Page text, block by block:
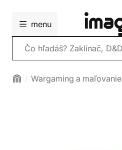
menu
Vyhľadávanie
Wargaming a maľovanie